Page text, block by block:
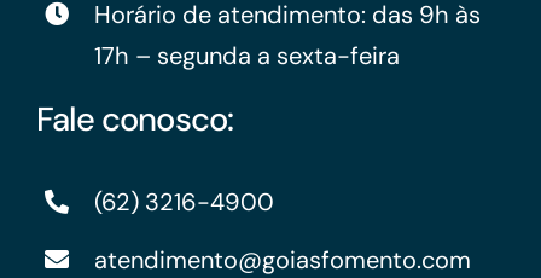
Horário de atendimento: das 9h às
17h – segunda a sexta-feira
Fale conosco:
(62) 3216-4900
atendimento@goiasfomento.com